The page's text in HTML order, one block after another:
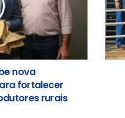
nova
fortalecer
rurais